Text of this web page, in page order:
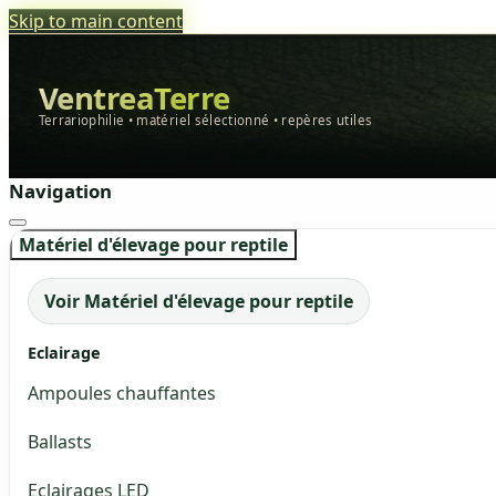
Skip to main content
VentreaTerre
Terrariophilie • matériel sélectionné • repères utiles
Navigation
Matériel d'élevage pour reptile
Voir Matériel d'élevage pour reptile
Eclairage
Ampoules chauffantes
Ballasts
Eclairages LED